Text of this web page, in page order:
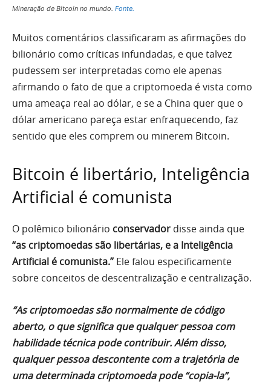
Mineração de Bitcoin no mundo. Fonte.
Muitos comentários classificaram as afirmações do
bilionário como críticas infundadas, e que talvez
pudessem ser interpretadas como ele apenas
afirmando o fato de que a criptomoeda é vista como
uma ameaça real ao dólar, e se a China quer que o
dólar americano pareça estar enfraquecendo, faz
sentido que eles comprem ou minerem Bitcoin.
Bitcoin é libertário, Inteligência
Artificial é comunista
O polêmico bilionário conservador disse ainda que
“as criptomoedas são libertárias, e a Inteligência
Artificial é comunista.” Ele falou especificamente
sobre conceitos de descentralização e centralização.
“As criptomoedas são normalmente de código
aberto, o que significa que qualquer pessoa com
habilidade técnica pode contribuir. Além disso,
qualquer pessoa descontente com a trajetória de
uma determinada criptomoeda pode “copia-la”,